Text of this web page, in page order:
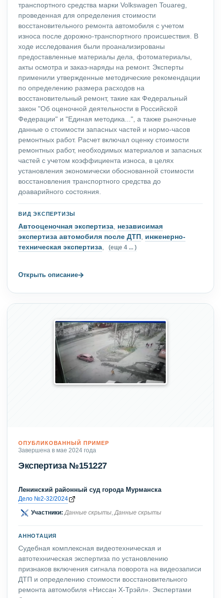
транспортного средства марки Volkswagen Touareg,
проведенная для определения стоимости
восстановительного ремонта автомобиля с учетом
износа после дорожно-транспортного происшествия. В
ходе исследования были проанализированы
предоставленные материалы дела, фотоматериалы,
акты осмотра и заказ-наряды на ремонт. Эксперты
применили утвержденные методические рекомендации
по определению размера расходов на
восстановительный ремонт, такие как Федеральный
закон "Об оценочной деятельности в Российской
Федерации" и "Единая методика...", а также рыночные
данные о стоимости запасных частей и нормо-часов
ремонтных работ. Расчет включал оценку стоимости
ремонтных работ, необходимых материалов и запасных
частей с учетом коэффициента износа, в целях
установления экономически обоснованной стоимости
восстановления транспортного средства до
доаварийного состояния.
ВИД ЭКСПЕРТИЗЫ
Автооценочная экспертиза, независимая
экспертиза автомобиля после ДТП, инженерно-
техническая экспертиза, (еще 4 ... )
Открыть описание→
ОПУБЛИКОВАННЫЙ ПРИМЕР
Завершена в мае 2024 года
Экспертиза №151227
Ленинский районный суд города Мурманска
Дело №2-32/2024
Участники: Данные скрыты,Данные скрыты
АННОТАЦИЯ
Судебная комплексная видеотехническая и
автотехническая экспертиза по установлению
признаков включения сигнала поворота на видеозаписи
ДТП и определению стоимости восстановительного
ремонта автомобиля «Ниссан Х-Трэйл». Экспертами